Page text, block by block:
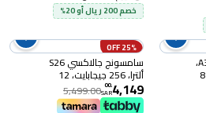
خصم 200 ريال أو 20%
سامسونج جالاكسي A37،
ذاكرة وصول عشوائي 8
25% OFF
سامسونج جالاكسي S26
ألترا، 256 جيجابايت، 12
جيجابايت رام، 5G، أزرق
سماوي
4,149
.
00
SAR
5,499.00